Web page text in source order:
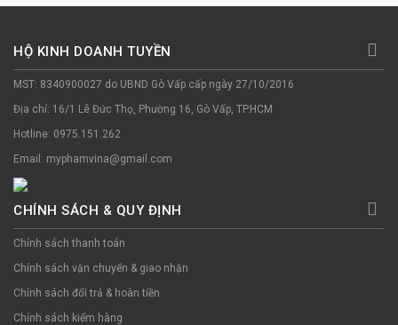
HỘ KINH DOANH TUYỀN
MST: 8340900027 do UBND Gò Vấp cấp ngày 27/10/2016
Địa chỉ: 16/1 Lê Đức Thọ, Phường 16, Gò Vấp, TP.HCM
Hotline: 0975.151.262
Email: myphamvina@gmail.com
CHÍNH SÁCH & QUY ĐỊNH
Chính sách thanh toán
Chính sách vận chuyển & giao nhận
Chính sách đổi trả & hoàn tiền
Chính sách kiểm hàng